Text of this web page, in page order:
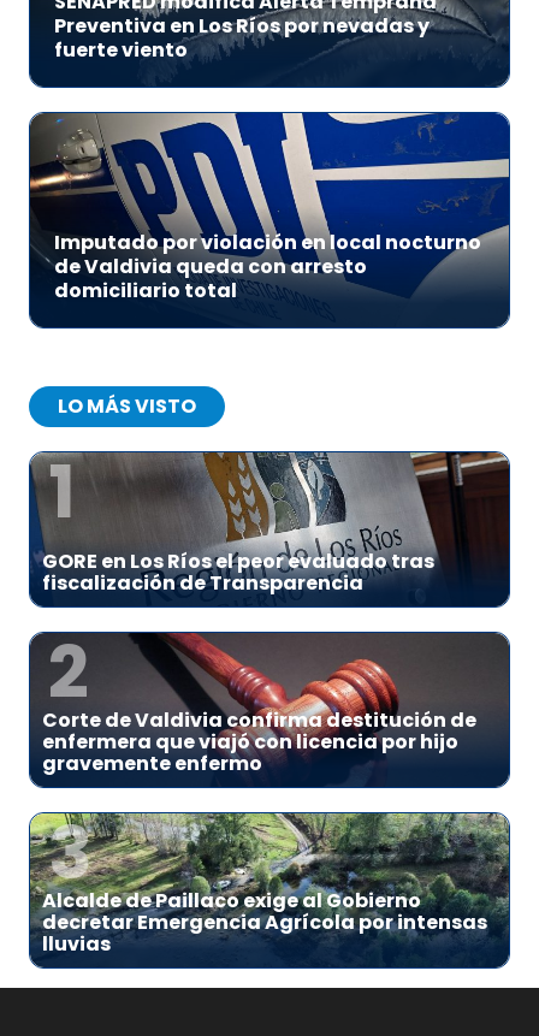
Preventiva en Los Ríos por nevadas y
fuerte viento
Imputado por violación en local nocturno
de Valdivia queda con arresto
domiciliario total
LO MÁS VISTO
1
GORE en Los Ríos el peor evaluado tras
fiscalización de Transparencia
2
Corte de Valdivia confirma destitución de
enfermera que viajó con licencia por hijo
gravemente enfermo
3
Alcalde de Paillaco exige al Gobierno
decretar Emergencia Agrícola por intensas
lluvias